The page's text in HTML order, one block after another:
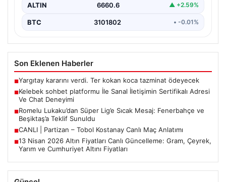
ALTIN 6660.6 ▲ +2.59%
BTC 3101802 • -0.01%
Son Eklenen Haberler
■Yargıtay kararını verdi. Ter kokan koca tazminat ödeyecek
■Kelebek sohbet platformu İle Sanal İletişimin Sertifikalı Adresi
Ve Chat Deneyimi
■Romelu Lukaku’dan Süper Lig’e Sıcak Mesaj: Fenerbahçe ve
Beşiktaş’a Teklif Sunuldu
■CANLI | Partizan – Tobol Kostanay Canlı Maç Anlatımı
■13 Nisan 2026 Altın Fiyatları Canlı Güncelleme: Gram, Çeyrek,
Yarım ve Cumhuriyet Altını Fiyatları